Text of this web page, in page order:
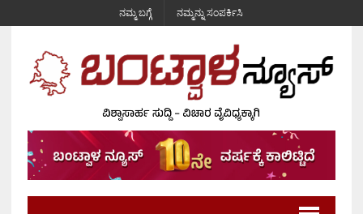
ನಮ್ಮ ಬಗ್ಗೆ ನಮ್ಮನ್ನು ಸಂಪರ್ಕಿಸಿ